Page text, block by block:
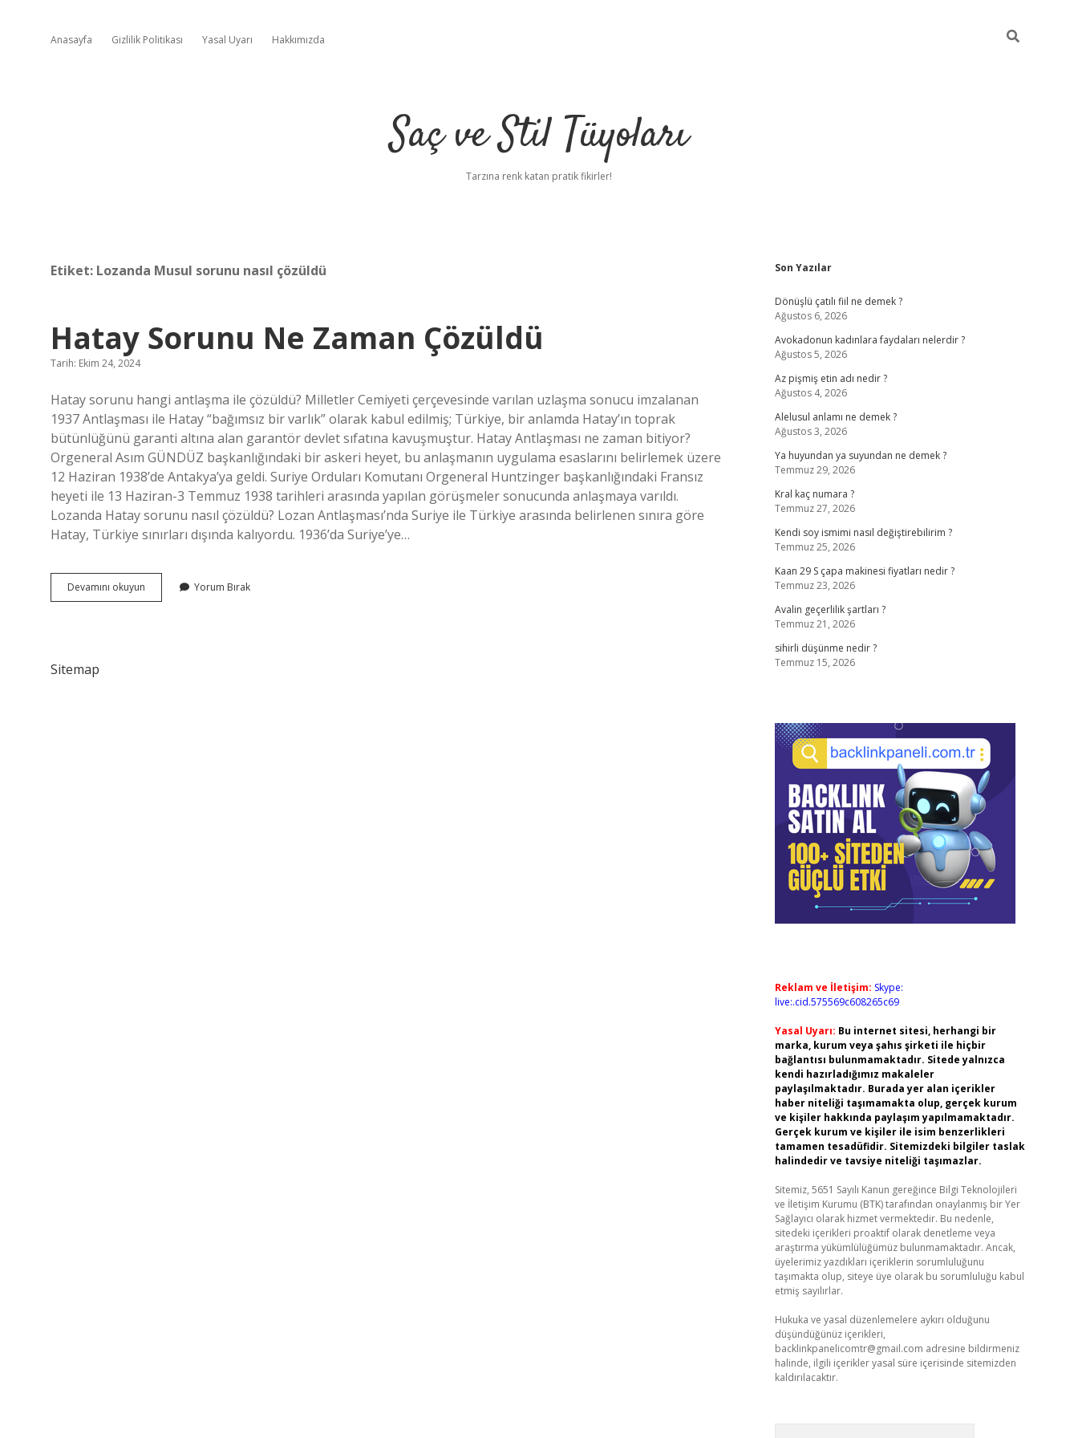
Anasayfa Gizlilik Politikası Yasal Uyarı Hakkımızda
Saç ve Stil Tüyoları
Tarzına renk katan pratik fikirler!
Etiket: Lozanda Musul sorunu nasıl çözüldü
Hatay Sorunu Ne Zaman Çözüldü
Tarih: Ekim 24, 2024
Hatay sorunu hangi antlaşma ile çözüldü? Milletler Cemiyeti çerçevesinde varılan uzlaşma sonucu imzalanan
1937 Antlaşması ile Hatay “bağımsız bir varlık” olarak kabul edilmiş; Türkiye, bir anlamda Hatay’ın toprak
bütünlüğünü garanti altına alan garantör devlet sıfatına kavuşmuştur. Hatay Antlaşması ne zaman bitiyor?
Orgeneral Asım GÜNDÜZ başkanlığındaki bir askeri heyet, bu anlaşmanın uygulama esaslarını belirlemek üzere
12 Haziran 1938’de Antakya’ya geldi. Suriye Orduları Komutanı Orgeneral Huntzinger başkanlığındaki Fransız
heyeti ile 13 Haziran-3 Temmuz 1938 tarihleri ​​arasında yapılan görüşmeler sonucunda anlaşmaya varıldı.
Lozanda Hatay sorunu nasıl çözüldü? Lozan Antlaşması’nda Suriye ile Türkiye arasında belirlenen sınıra göre
Hatay, Türkiye sınırları dışında kalıyordu. 1936’da Suriye’ye…
Devamını okuyun
Sorunu
Yorum Bırak
Sitemap
Sidebar
Son Yazılar
Dönüşlü çatılı fiil ne demek ?
Ağustos 6, 2026
Avokadonun kadınlara faydaları nelerdir ?
Ağustos 5, 2026
Az pişmiş etin adı nedir ?
Ağustos 4, 2026
Alelusul anlamı ne demek ?
Ağustos 3, 2026
Ya huyundan ya suyundan ne demek ?
Temmuz 29, 2026
Kral kaç numara ?
Temmuz 27, 2026
Kendi soy ismimi nasıl değiştirebilirim ?
Temmuz 25, 2026
Kaan 29 S çapa makinesi fiyatları nedir ?
Temmuz 23, 2026
Avalin geçerlilik şartları ?
Temmuz 21, 2026
sihirli düşünme nedir ?
Temmuz 15, 2026
Reklam ve İletişim: Skype:
live:.cid.575569c608265c69
Yasal Uyarı: Bu internet sitesi, herhangi bir
marka, kurum veya şahıs şirketi ile hiçbir
bağlantısı bulunmamaktadır. Sitede yalnızca
kendi hazırladığımız makaleler
paylaşılmaktadır. Burada yer alan içerikler
haber niteliği taşımamakta olup, gerçek kurum
ve kişiler hakkında paylaşım yapılmamaktadır.
Gerçek kurum ve kişiler ile isim benzerlikleri
tamamen tesadüfidir. Sitemizdeki bilgiler taslak
halindedir ve tavsiye niteliği taşımazlar.
Sitemiz, 5651 Sayılı Kanun gereğince Bilgi Teknolojileri
ve İletişim Kurumu (BTK) tarafından onaylanmış bir Yer
Sağlayıcı olarak hizmet vermektedir. Bu nedenle,
sitedeki içerikleri proaktif olarak denetleme veya
araştırma yükümlülüğümüz bulunmamaktadır. Ancak,
üyelerimiz yazdıkları içeriklerin sorumluluğunu
taşımakta olup, siteye üye olarak bu sorumluluğu kabul
etmiş sayılırlar.
Hukuka ve yasal düzenlemelere aykırı olduğunu
düşündüğünüz içerikleri,
backlinkpanelicomtr@gmail.com adresine bildirmeniz
halinde, ilgili içerikler yasal süre içerisinde sitemizden
kaldırılacaktır.